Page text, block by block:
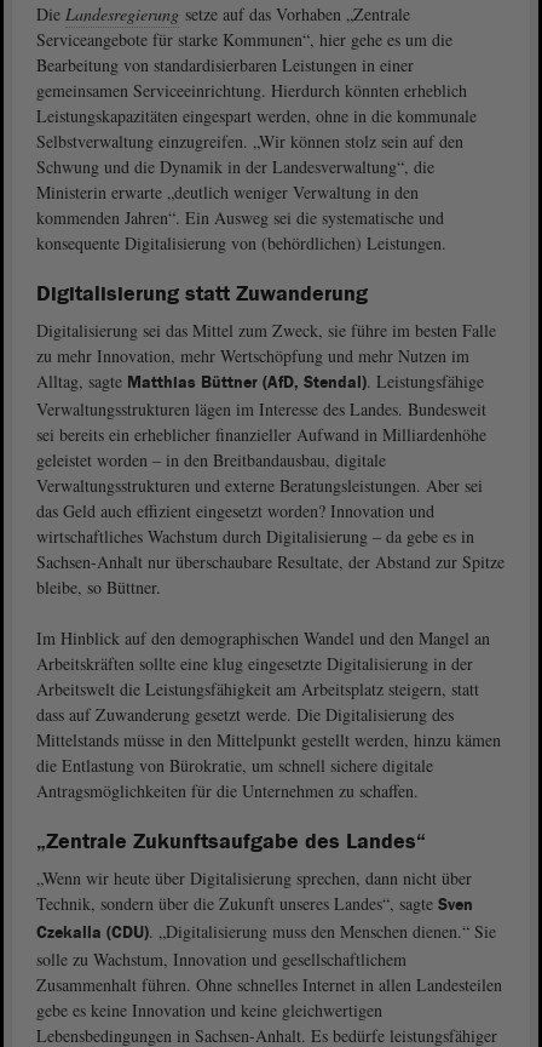
Die Landesregierung setze auf das Vorhaben „Zentrale
Serviceangebote für starke Kommunen“, hier gehe es um die
Bearbeitung von standardisierbaren Leistungen in einer
gemeinsamen Serviceeinrichtung. Hierdurch könnten erheblich
Leistungskapazitäten eingespart werden, ohne in die kommunale
Selbstverwaltung einzugreifen. „Wir können stolz sein auf den
Schwung und die Dynamik in der Landesverwaltung“, die
Ministerin erwarte „deutlich weniger Verwaltung in den
kommenden Jahren“. Ein Ausweg sei die systematische und
konsequente Digitalisierung von (behördlichen) Leistungen.
Digitalisierung statt Zuwanderung
Digitalisierung sei das Mittel zum Zweck, sie führe im besten Falle
zu mehr Innovation, mehr Wertschöpfung und mehr Nutzen im
Alltag, sagte Matthias Büttner (AfD, Stendal). Leistungsfähige
Verwaltungsstrukturen lägen im Interesse des Landes. Bundesweit
sei bereits ein erheblicher finanzieller Aufwand in Milliardenhöhe
geleistet worden ‒ in den Breitbandausbau, digitale
Verwaltungsstrukturen und externe Beratungsleistungen. Aber sei
das Geld auch effizient eingesetzt worden? Innovation und
wirtschaftliches Wachstum durch Digitalisierung ‒ da gebe es in
Sachsen-Anhalt nur überschaubare Resultate, der Abstand zur Spitze
bleibe, so Büttner.
Im Hinblick auf den demographischen Wandel und den Mangel an
Arbeitskräften sollte eine klug eingesetzte Digitalisierung in der
Arbeitswelt die Leistungsfähigkeit am Arbeitsplatz steigern, statt
dass auf Zuwanderung gesetzt werde. Die Digitalisierung des
Mittelstands müsse in den Mittelpunkt gestellt werden, hinzu kämen
die Entlastung von Bürokratie, um schnell sichere digitale
Antragsmöglichkeiten für die Unternehmen zu schaffen.
„Zentrale Zukunftsaufgabe des Landes“
„Wenn wir heute über Digitalisierung sprechen, dann nicht über
Technik, sondern über die Zukunft unseres Landes“, sagte Sven
Czekalla (CDU). „Digitalisierung muss den Menschen dienen.“ Sie
solle zu Wachstum, Innovation und gesellschaftlichem
Zusammenhalt führen. Ohne schnelles Internet in allen Landesteilen
gebe es keine Innovation und keine gleichwertigen
Lebensbedingungen in Sachsen-Anhalt. Es bedürfe leistungsfähiger